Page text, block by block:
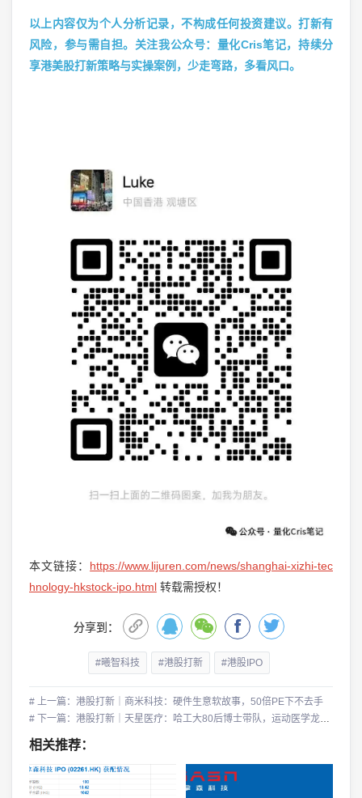
以上内容仅为个人分析记录，不构成任何投资建议。打新有
风险，参与需自担。关注我公众号：量化Cris笔记，持续分
享港美股打新策略与实操案例，少走弯路，多看风口。
本文链接： https://www.lijuren.com/news/shanghai-xizhi-tec
hnology-hkstock-ipo.html转载需授权！
分享到：
#曦智科技 #港股打新 #港股IPO
# 上一篇：港股打新｜商米科技：硬件生意软故事，50倍PE下不去手
# 下一篇：港股打新｜天星医疗：哈工大80后博士带队，运动医学龙头转战港股
相关推荐：